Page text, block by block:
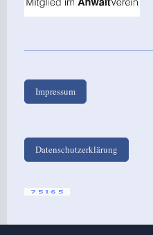
Impressum
Datenschutzerklärung